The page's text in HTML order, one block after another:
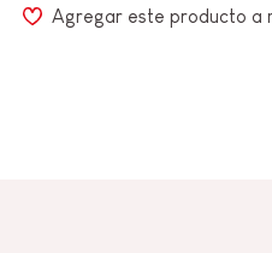
Agregar este producto a